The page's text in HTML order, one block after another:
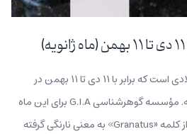
ژانویه نخستین ماه از سال میلادی است که برابر با ۱۱ دی تا ۱۱ بهمن در
تقویم شمسی محسوب می‌شه. مؤسسه گوهرشناسی G.I.A برای این ماه
سنگ گارنت رو معرفی کرده که از کلمه «Granatus» به معنی نارنگی گرفته